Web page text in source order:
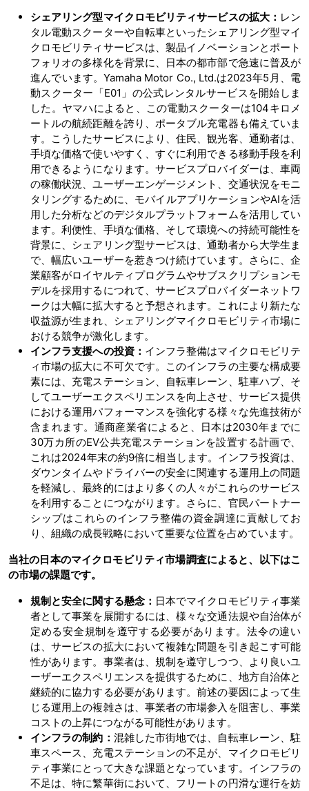
シェアリング型マイクロモビリティサービスの拡大： レン
タル電動スクーターや自転車といったシェアリング型マイ
クロモビリティサービスは、製品イノベーションとポート
フォリオの多様化を背景に、日本の都市部で急速に普及が
進んでいます。Yamaha Motor Co., Ltd.は2023年5月、電
動スクーター「E01」の公式レンタルサービスを開始しま
した。ヤマハによると、この電動スクーターは104キロメ
ートルの航続距離を誇り、ポータブル充電器も備えていま
す。こうしたサービスにより、住民、観光客、通勤者は、
手頃な価格で使いやすく、すぐに利用できる移動手段を利
用できるようになります。サービスプロバイダーは、車両
の稼働状況、ユーザーエンゲージメント、交通状況をモニ
タリングするために、モバイルアプリケーションやAIを活
用した分析などのデジタルプラットフォームを活用してい
ます。利便性、手頃な価格、そして環境への持続可能性を
背景に、シェアリング型サービスは、通勤者から大学生ま
で、幅広いユーザーを惹きつけ続けています。さらに、企
業顧客がロイヤルティプログラムやサブスクリプションモ
デルを採用するにつれて、サービスプロバイダーネットワ
ークは大幅に拡大すると予想されます。これにより新たな
収益源が生まれ、シェアリングマイクロモビリティ市場に
おける競争が激化します。
インフラ支援への投資： インフラ整備はマイクロモビリテ
ィ市場の拡大に不可欠です。このインフラの主要な構成要
素には、充電ステーション、自転車レーン、駐車ハブ、そ
してユーザーエクスペリエンスを向上させ、サービス提供
における運用パフォーマンスを強化する様々な先進技術が
含まれます。通商産業省によると、日本は2030年までに
30万カ所のEV公共充電ステーションを設置する計画で、
これは2024年末の約9倍に相当します。インフラ投資は、
ダウンタイムやドライバーの安全に関連する運用上の問題
を軽減し、最終的にはより多くの人々がこれらのサービス
を利用することにつながります。さらに、官民パートナー
シップはこれらのインフラ整備の資金調達に貢献してお
り、組織の成長戦略において重要な位置を占めています。
当社の日本のマイクロモビリティ市場調査によると、以下はこ
の市場の課題です。
規制と安全に関する懸念： 日本でマイクロモビリティ事業
者として事業を展開するには、様々な交通法規や自治体が
定める安全規制を遵守する必要があります。法令の違い
は、サービスの拡大において複雑な問題を引き起こす可能
性があります。事業者は、規制を遵守しつつ、より良いユ
ーザーエクスペリエンスを提供するために、地方自治体と
継続的に協力する必要があります。前述の要因によって生
じる運用上の複雑さは、事業者の市場参入を阻害し、事業
コストの上昇につながる可能性があります。
インフラの制約： 混雑した市街地では、自転車レーン、駐
車スペース、充電ステーションの不足が、マイクロモビリ
ティ事業にとって大きな課題となっています。インフラの
不足は、特に繁華街において、フリートの円滑な運行を妨